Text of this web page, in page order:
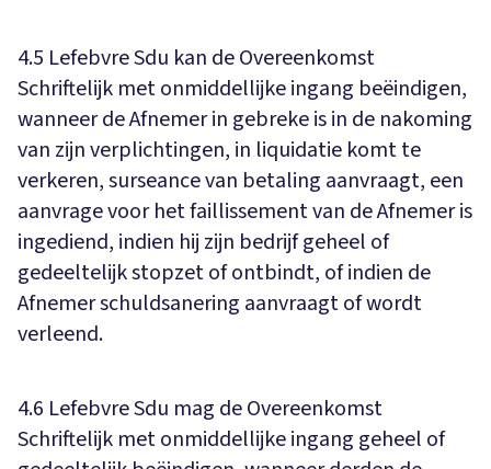
4.5 Lefebvre Sdu kan de Overeenkomst
Schriftelijk met onmiddellijke ingang beëindigen,
wanneer de Afnemer in gebreke is in de nakoming
van zijn verplichtingen, in liquidatie komt te
verkeren, surseance van betaling aanvraagt, een
aanvrage voor het faillissement van de Afnemer is
ingediend, indien hij zijn bedrijf geheel of
gedeeltelijk stopzet of ontbindt, of indien de
Afnemer schuldsanering aanvraagt of wordt
verleend.
4.6 Lefebvre Sdu mag de Overeenkomst
Schriftelijk met onmiddellijke ingang geheel of